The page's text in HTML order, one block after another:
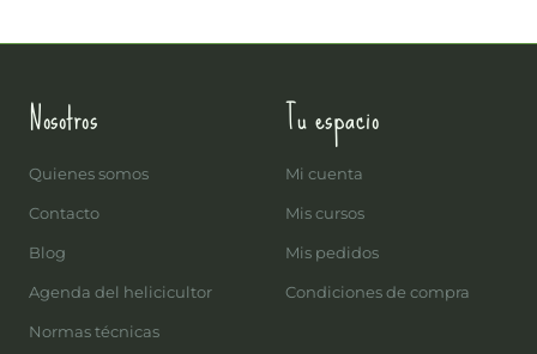
Nosotros
Quienes somos
Contacto
Blog
Agenda del helicicultor
Normas técnicas
Tu espacio
Mi cuenta
Mis cursos
Mis pedidos
Condiciones de compra